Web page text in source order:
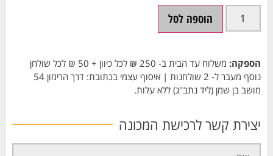
הוספה לסל
הספקה:
משלוח עד הבית ב- 250 ₪ לכל כיוון + 50 ₪ לכל שולחן
נוסף מעבר ל- 2 שולחנות | איסוף עצמי בכתובת: דרך הרימון 54
מושב בן שמן (ליד נתב"ג) ללא עלות.
יצירת קשר לרכישת המכונה